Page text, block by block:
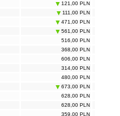
121,00 PLN
111,00 PLN
471,00 PLN
561,00 PLN
516,00 PLN
368,00 PLN
606,00 PLN
314,00 PLN
480,00 PLN
673,00 PLN
628,00 PLN
628,00 PLN
359,00 PLN